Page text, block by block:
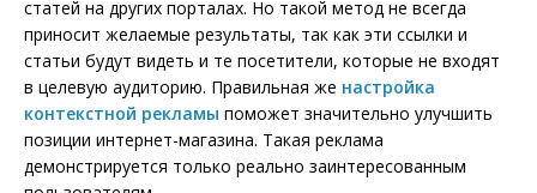
статей на других порталах. Но такой метод не всегда
приносит желаемые результаты, так как эти ссылки и
статьи будут видеть и те посетители, которые не входят
в целевую аудиторию. Правильная же настройка
контекстной рекламы поможет значительно улучшить
позиции интернет-магазина. Такая реклама
демонстрируется только реально заинтересованным